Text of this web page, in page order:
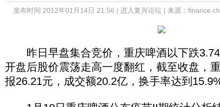
发布时间:2012年01月14日 21:56 | 进入复兴论坛| 来源：
昨日早盘集合竞价，重庆啤酒以下跌
开盘后股价震荡走高一度翻红，截至收盘，
报26.21元，成交额20.2亿，换手率达到